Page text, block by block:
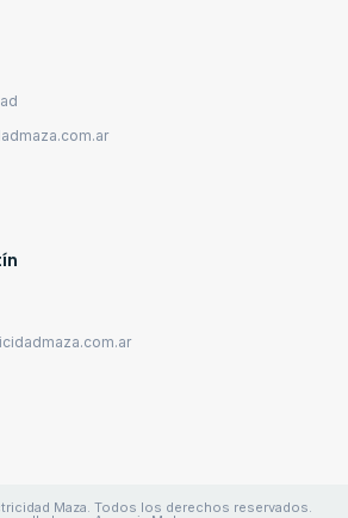
Maza. Todos los derechos reservados.